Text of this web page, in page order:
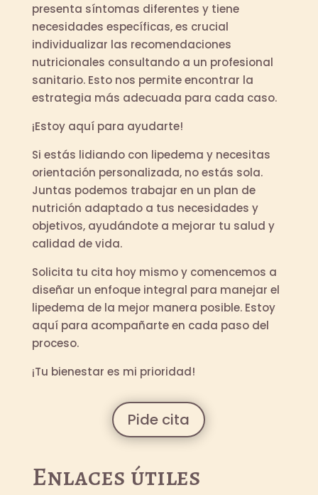
presenta síntomas diferentes y tiene
necesidades específicas, es crucial
individualizar las recomendaciones
nutricionales consultando a un profesional
sanitario. Esto nos permite encontrar la
estrategia más adecuada para cada caso.
¡Estoy aquí para ayudarte!
Si estás lidiando con lipedema y necesitas
orientación personalizada, no estás sola.
Juntas podemos trabajar en un plan de
nutrición adaptado a tus necesidades y
objetivos, ayudándote a mejorar tu salud y
calidad de vida.
Solicita tu cita hoy mismo y comencemos a
diseñar un enfoque integral para manejar el
lipedema de la mejor manera posible. Estoy
aquí para acompañarte en cada paso del
proceso.
¡Tu bienestar es mi prioridad!
Pide cita
Enlaces útiles